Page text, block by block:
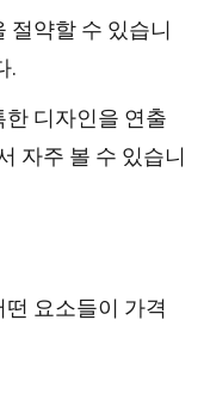
절약할 수 있습니
.
디자인을 연출
자주 볼 수 있습니
요소들이 가격